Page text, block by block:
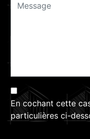
En cochant cette
particulières ci-